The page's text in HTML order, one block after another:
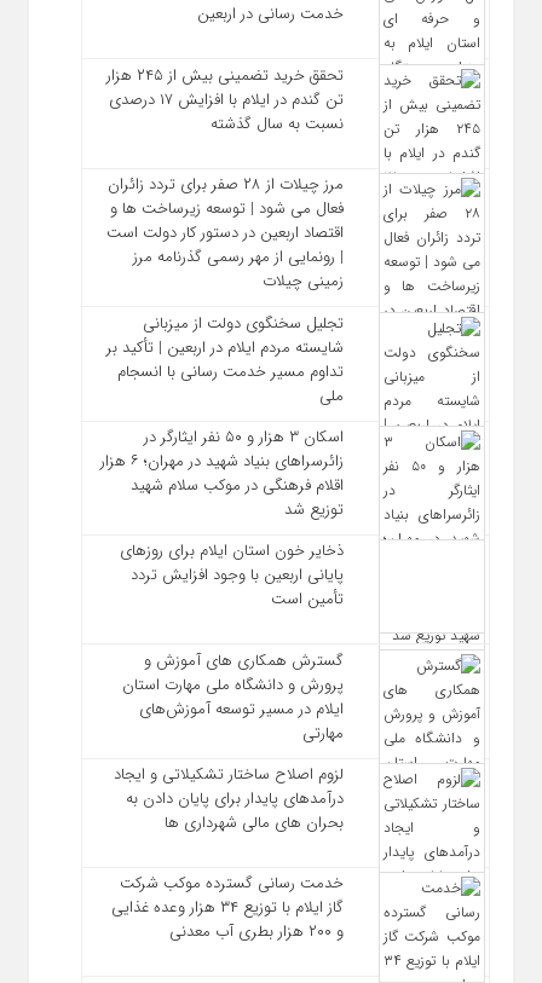
خدمت‌ رسانی در اربعین
تحقق خرید تضمینی بیش از ۲۴۵ هزار
تن گندم در ایلام با افزایش ۱۷ درصدی
نسبت به سال گذشته
مرز چیلات از ۲۸ صفر برای تردد زائران
فعال می‌ شود | توسعه زیرساخت‌ ها و
اقتصاد اربعین در دستور کار دولت است
| رونمایی از مهر رسمی گذرنامه مرز
زمینی چیلات
تجلیل سخنگوی دولت از میزبانی
شایسته مردم ایلام در اربعین | تأکید بر
تداوم مسیر خدمت‌ رسانی با انسجام
ملی
اسکان ۳ هزار و ۵۰ نفر ایثارگر در
زائرسراهای بنیاد شهید در مهران؛ ۶ هزار
اقلام فرهنگی در موکب سلام شهید
توزیع شد
ذخایر خون استان ایلام برای روزهای
پایانی اربعین با وجود افزایش تردد
تأمین است
گسترش همکاری‌ های آموزش و
پرورش و دانشگاه ملی مهارت استان
ایلام در مسیر توسعه آموزش‌های
مهارتی
لزوم اصلاح ساختار تشکیلاتی و ایجاد
درآمدهای پایدار برای پایان دادن به
بحران‌ های مالی شهرداری‌ ها
خدمت رسانی گسترده موکب شرکت
گاز ایلام با توزیع ۳۴ هزار وعده غذایی
و ۲۰۰ هزار بطری آب معدنی